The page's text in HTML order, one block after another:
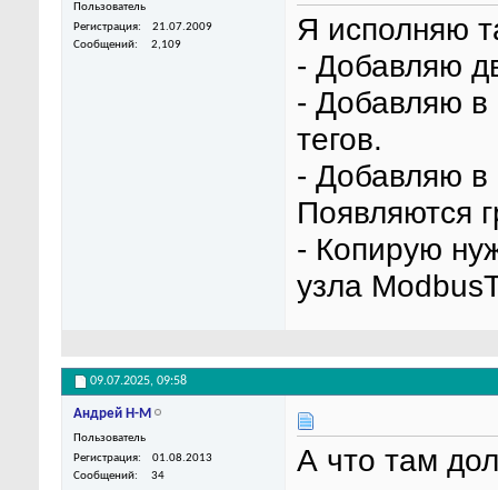
Пользователь
Регистрация
21.07.2009
Сообщений
2,109
Я исполняю
- Добавляю
- Добавляю в
тегов.
- Добавляю в
Появляются
- Копирую
узла
09.07.2025, 09:58
Андрей Н-М
Пользователь
Регистрация
01.08.2013
Сообщений
34 А что там